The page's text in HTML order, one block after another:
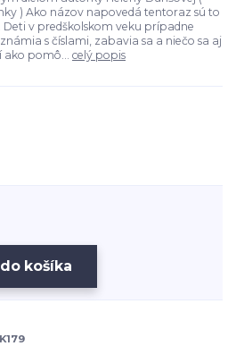
) Ako názov napovedá tentoraz sú to
v predškolskom veku prípadne
s číslami, zabavia sa a niečo sa aj
ako pomô... celý popis
košíka
K179